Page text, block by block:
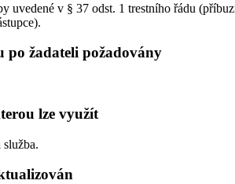
uvedené v § 37 odst. 1 trestního řádu
po žadateli požadovány
lze využít